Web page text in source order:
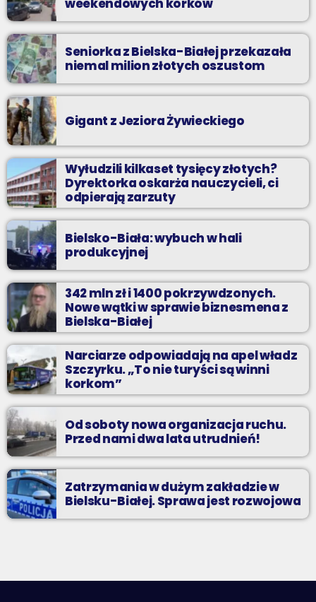
weekendowych korków
Seniorka z Bielska-Białej przekazała
niemal milion złotych oszustom
Gigant z Jeziora Żywieckiego
Wyłudzili kilkaset tysięcy złotych?
Dyrektorka oskarża nauczycieli, ci
odpierają zarzuty
Bielsko-Biała: wybuch w hali
produkcyjnej
342 mln zł i 1400 pokrzywdzonych.
Nowe wątki w sprawie biznesmena z
Bielska-Białej
Narciarze odpowiadają na apel władz
Szczyrku. „To nie turyści są winni
korkom”
Od soboty nowa organizacja ruchu.
Przed nami dwa lata utrudnień!
Zatrzymania w dużym zakładzie w
Bielsku-Białej. Sprawa jest rozwojowa